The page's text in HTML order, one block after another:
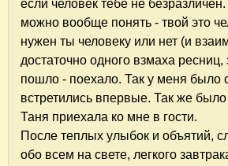
если человек тебе не
можно вообще понять - твой это
нужен ты человеку или нет (и
достаточно одного взмаха ресниц,
пошло - поехало. Так у меня было
встретились впервые. Так же было
Таня приехала ко мне в гости.
После теплых улыбок и объятий,
обо всем на свете, легкого